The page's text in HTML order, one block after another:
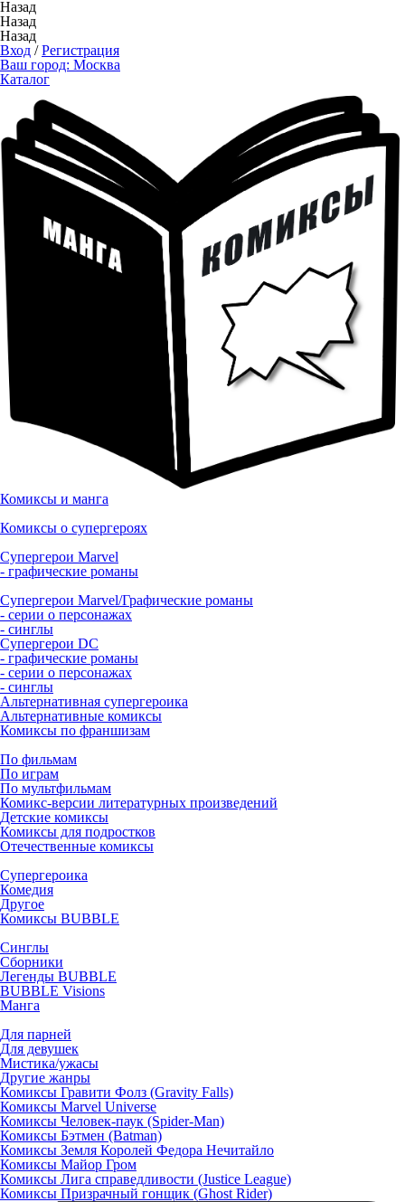
Назад
Назад
Назад
Вход /Регистрация
Ваш город: Москва
Каталог
Комиксы и манга
Комиксы о супергероях
Супергерои Marvel
- графические романы
Супергерои Marvel/Графические романы
- серии о персонажах
- синглы
Супергерои DC
- графические романы
- серии о персонажах
- синглы
Альтернативная супергероика
Альтернативные комиксы
Комиксы по франшизам
По фильмам
По играм
По мультфильмам
Комикс-версии литературных произведений
Детские комиксы
Комиксы для подростков
Отечественные комиксы
Супергероика
Комедия
Другое
Комиксы BUBBLE
Синглы
Сборники
Легенды BUBBLE
BUBBLE Visions
Манга
Для парней
Для девушек
Мистика/ужасы
Другие жанры
Комиксы Гравити Фолз (Gravity Falls)
Комиксы Marvel Universe
Комиксы Человек-паук (Spider-Man)
Комиксы Бэтмен (Batman)
Комиксы Земля Королей Федора Нечитайло
Комиксы Майор Гром
Комиксы Лига справедливости (Justice League)
Комиксы Призрачный гонщик (Ghost Rider)